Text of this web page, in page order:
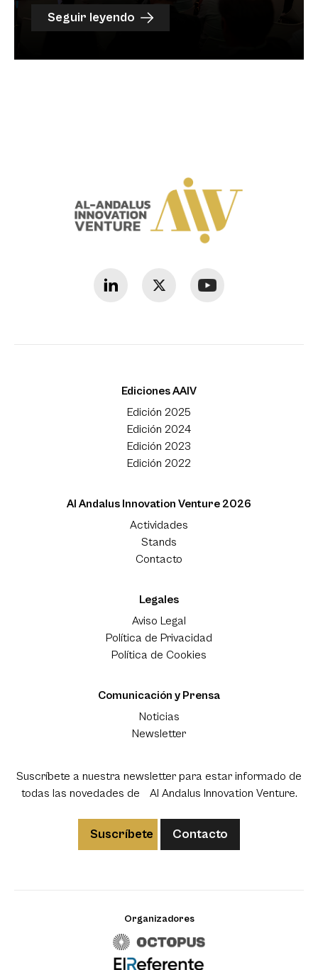
Seguir leyendo
Ediciones AAIV
Edición 2025
Edición 2024
Edición 2023
Edición 2022
Al Andalus Innovation Venture 2026
Actividades
Stands
Contacto
Legales
Aviso Legal
Política de Privacidad
Política de Cookies
Comunicación y Prensa
Noticias
Newsletter
Suscríbete a nuestra newsletter para estar informado de
todas las novedades de Al Andalus Innovation Venture.
Suscríbete Contacto
Organizadores